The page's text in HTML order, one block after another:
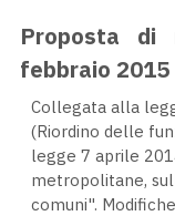
Proposta di
febbraio 2015
Collegata alla
(Riordino delle
legge 7 aprile
metropolitane,
comuni".